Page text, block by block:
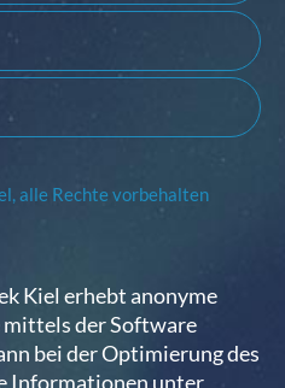
alle Rechte vorbehalten
Kiel erhebt anonyme
der Software
bei der Optimierung des
Informationen unter